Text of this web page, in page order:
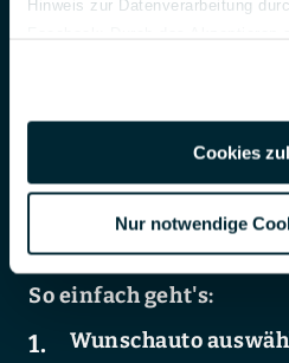
Hinweis zur Datenverarbeitung
DSGVO zur Übermittlung in die
Risiko, dass Ihre Daten u. U. von
Überwachungs-zwecken verarbeitet
Cookies
Nur notwendige
der LUEG-
Wunschauto auf unserer
einen Termin für eine
möchten, noch heute.
So einfach geht's:
Wunschauto